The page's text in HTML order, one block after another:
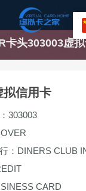
卡头303003虚
拟信用卡
303003
：DINERS CLUB
CARD